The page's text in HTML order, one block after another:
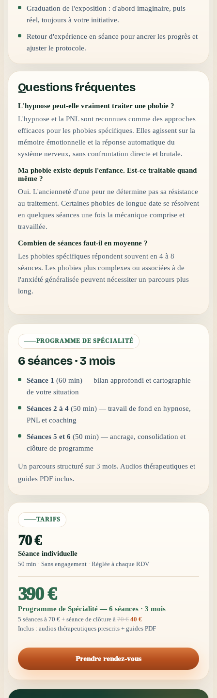
Graduation de l'exposition : d'abord imaginaire, puis
réel, toujours à votre initiative.
Retour d'expérience en séance pour ancrer les progrès et
ajuster le protocole.
Questions fréquentes
L'hypnose peut-elle vraiment traiter une phobie ?
L'hypnose et la PNL sont reconnues comme des approches
efficaces pour les phobies spécifiques. Elles agissent sur la
mémoire émotionnelle et la réponse automatique du
système nerveux, sans confrontation directe et brutale.
Ma phobie existe depuis l'enfance. Est-ce traitable quand
même ?
Oui. L'ancienneté d'une peur ne détermine pas sa résistance
au traitement. Certaines phobies de longue date se résolvent
en quelques séances une fois la mécanique comprise et
travaillée.
Combien de séances faut-il en moyenne ?
Les phobies spécifiques répondent souvent en 4 à 8
séances. Les phobies plus complexes ou associées à de
l'anxiété généralisée peuvent nécessiter un parcours plus
long.
PROGRAMME DE SPÉCIALITÉ
6 séances · 3 mois
Séance 1 (60 min) — bilan approfondi et cartographie
de votre situation
Séances 2 à 4 (50 min) — travail de fond en hypnose,
PNL et coaching
Séances 5 et 6 (50 min) — ancrage, consolidation et
clôture de programme
Un parcours structuré sur 3 mois. Audios thérapeutiques et
guides PDF inclus.
TARIFS
70 €
Séance individuelle
50 min · Sans engagement · Réglée à chaque RDV
390 €
Programme de Spécialité — 6 séances · 3 mois
5 séances à 70 € + séance de clôture à 70 € 40 €
Inclus : audios thérapeutiques prescrits + guides PDF
Prendre rendez-vous